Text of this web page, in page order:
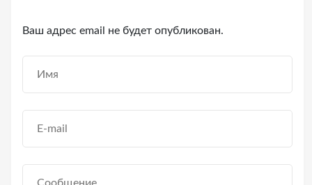
Ваш адрес email не будет опубликован.